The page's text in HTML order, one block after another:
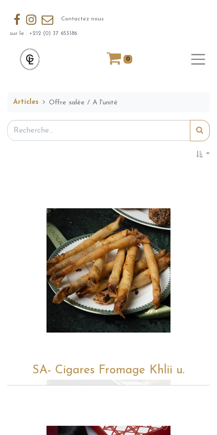
Contactez nous
sur le : +212 (0) 37 653186
0
Articles Offre salée / A l'unité
SA- Cigares Fromage Khlii u.